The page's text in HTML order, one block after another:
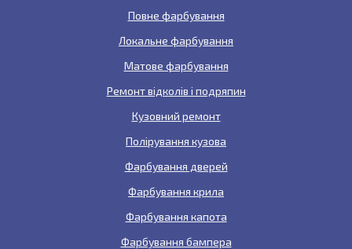
Повне фарбування
Локальне фарбування
Матове фарбування
Ремонт відколів і подряпин
Кузовний ремонт
Полірування кузова
Фарбування дверей
Фарбування крила
Фарбування капота
Фарбування бампера